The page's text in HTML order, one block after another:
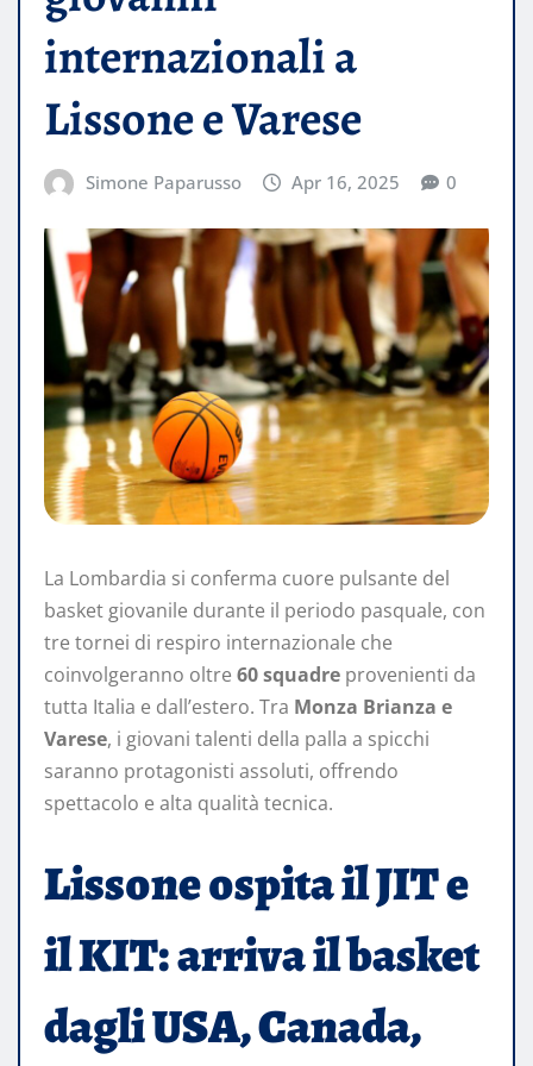
internazionali a
Lissone e Varese
Simone Paparusso Apr 16, 2025 0
La Lombardia si conferma cuore pulsante del
basket giovanile durante il periodo pasquale, con
tre tornei di respiro internazionale che
coinvolgeranno oltre 60 squadre provenienti da
tutta Italia e dall’estero. Tra Monza Brianza e
Varese, i giovani talenti della palla a spicchi
saranno protagonisti assoluti, offrendo
spettacolo e alta qualità tecnica.
Lissone ospita il JIT e
il KIT: arriva il basket
dagli USA, Canada,